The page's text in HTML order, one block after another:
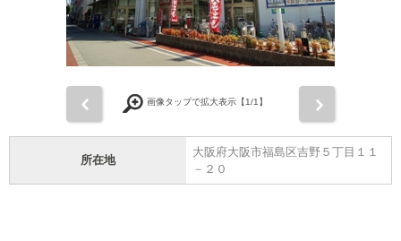
画像タップで拡大表示【1/1】
所在地
大阪府大阪市福島区吉野５丁目１１
－２０